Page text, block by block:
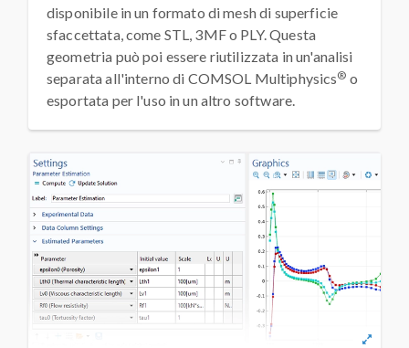
disponibile in un formato di mesh di superficie
sfaccettata, come STL, 3MF o PLY. Questa
geometria può poi essere riutilizzata in un'analisi
separata all'interno di COMSOL Multiphysics® o
esportata per l'uso in un altro software.